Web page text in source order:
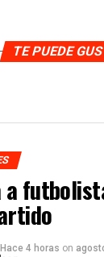
TE PUEDE
a
Hace 4 horas on